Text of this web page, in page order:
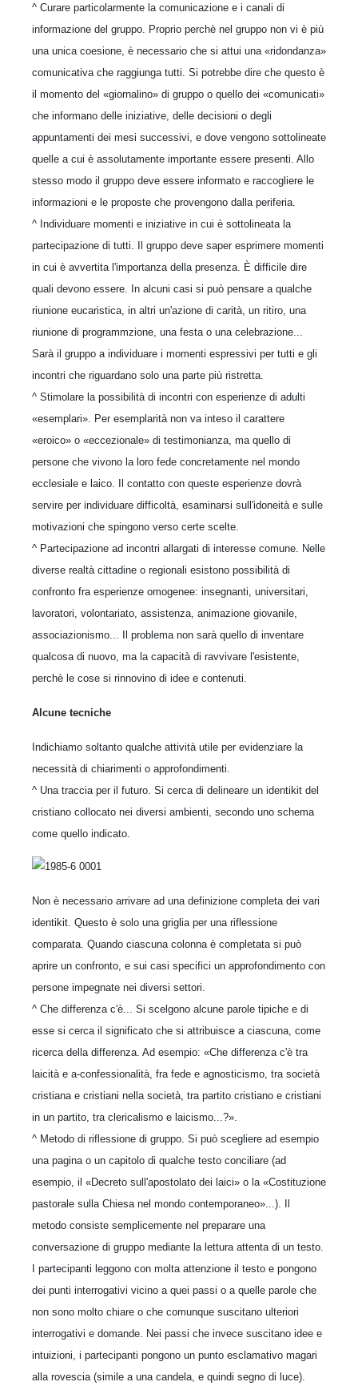
^ Curare particolarmente la comunicazione e i canali di
informazione del gruppo. Proprio perchè nel gruppo non vi è più
una unica coesione, è necessario che si attui una «ridondanza»
comunicativa che raggiunga tutti. Si potrebbe dire che questo è
il momento del «giornalino» di gruppo o quello dei «comunicati»
che informano delle iniziative, delle decisioni o degli
appuntamenti dei mesi successivi, e dove vengono sottolineate
quelle a cui è assolutamente importante essere presenti. Allo
stesso modo il gruppo deve essere informato e raccogliere le
informazioni e le proposte che provengono dalla periferia.
^ Individuare momenti e iniziative in cui è sottolineata la
partecipazione di tutti. Il gruppo deve saper esprimere momenti
in cui è avvertita l'importanza della presenza. È difficile dire
quali devono essere. In alcuni casi si può pensare a qualche
riunione eucaristica, in altri un'azione di carità, un ritiro, una
riunione di programmzione, una festa o una celebrazione...
Sarà il gruppo a individuare i momenti espressivi per tutti e gli
incontri che riguardano solo una parte più ristretta.
^ Stimolare la possibilità di incontri con esperienze di adulti
«esemplari». Per esemplarità non va inteso il carattere
«eroico» o «eccezionale» di testimonianza, ma quello di
persone che vivono la loro fede concretamente nel mondo
ecclesiale e laico. Il contatto con queste esperienze dovrà
servire per individuare difficoltà, esaminarsi sull'idoneità e sulle
motivazioni che spingono verso certe scelte.
^ Partecipazione ad incontri allargati di interesse comune. Nelle
diverse realtà cittadine o regionali esistono possibilità di
confronto fra esperienze omogenee: insegnanti, universitari,
lavoratori, volontariato, assistenza, animazione giovanile,
associazionismo... Il problema non sarà quello di inventare
qualcosa di nuovo, ma la capacità di ravvivare l'esistente,
perchè le cose si rinnovino di idee e contenuti.
Alcune tecniche
Indichiamo soltanto qualche attività utile per evidenziare la
necessità di chiarimenti o approfondimenti.
^ Una traccia per il futuro. Si cerca di delineare un identikit del
cristiano collocato nei diversi ambienti, secondo uno schema
come quello indicato.
Non è necessario arrivare ad una definizione completa dei vari
identikit. Questo è solo una griglia per una riflessione
comparata. Quando ciascuna colonna è completata si può
aprire un confronto, e sui casi specifici un approfondimento con
persone impegnate nei diversi settori.
^ Che differenza c'è... Si scelgono alcune parole tipiche e di
esse si cerca il significato che si attribuisce a ciascuna, come
ricerca della differenza. Ad esempio: «Che differenza c'è tra
laicità e a-confessionalità, fra fede e agnosticismo, tra società
cristiana e cristiani nella società, tra partito cristiano e cristiani
in un partito, tra clericalismo e laicismo...?».
^ Metodo di riflessione di gruppo. Si può scegliere ad esempio
una pagina o un capitolo di qualche testo conciliare (ad
esempio, il «Decreto sull'apostolato dei laici» o la «Costituzione
pastorale sulla Chiesa nel mondo contemporaneo»...). Il
metodo consiste semplicemente nel preparare una
conversazione di gruppo mediante la lettura attenta di un testo.
I partecipanti leggono con molta attenzione il testo e pongono
dei punti interrogativi vicino a quei passi o a quelle parole che
non sono molto chiare o che comunque suscitano ulteriori
interrogativi e domande. Nei passi che invece suscitano idee e
intuizioni, i partecipanti pongono un punto esclamativo magari
alla rovescia (simile a una candela, e quindi segno di luce).